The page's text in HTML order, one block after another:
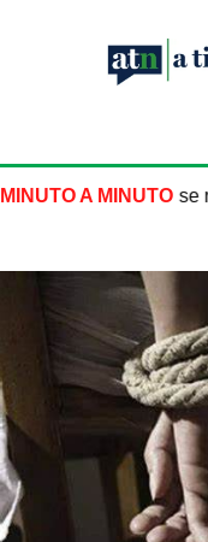
MINUTO A MINUTO
de México en EU se